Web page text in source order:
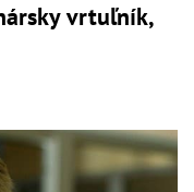
vrtuľník,